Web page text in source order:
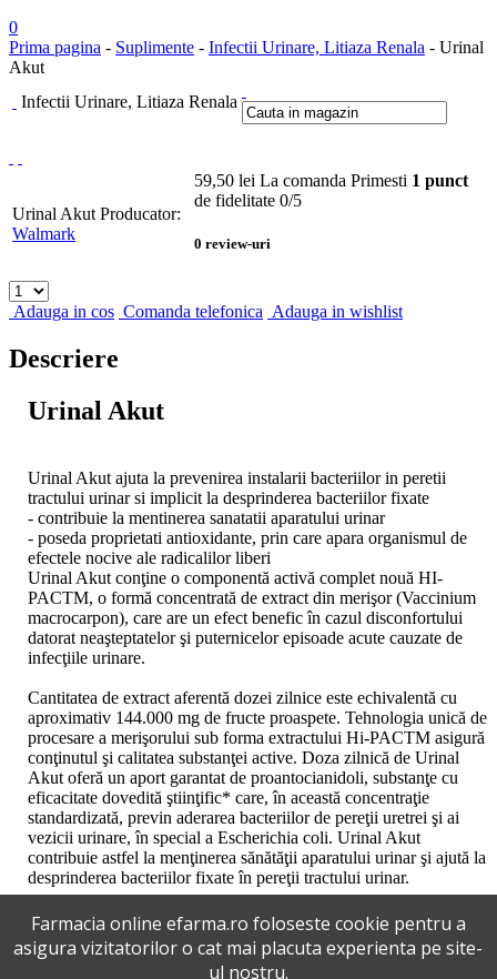
0
Prima pagina - Suplimente - Infectii Urinare, Litiaza Renala - Urinal
Akut
Infectii Urinare, Litiaza Renala
Urinal Akut Producator:
Walmark
59,50 lei La comanda Primesti 1 punct
de fidelitate 0/5
0 review-uri
Adauga in cos Comanda telefonica Adauga in wishlist
Descriere
Urinal Akut
Urinal Akut ajuta la prevenirea instalarii bacteriilor in peretii
tractului urinar si implicit la desprinderea bacteriilor fixate
- contribuie la mentinerea sanatatii aparatului urinar
- poseda proprietati antioxidante, prin care apara organismul de
efectele nocive ale radicalilor liberi
Urinal Akut conţine o componentă activă complet nouă HI-
PACTM, o formă concentrată de extract din merişor (Vaccinium
macrocarpon), care are un efect benefic în cazul disconfortului
datorat neaşteptatelor şi puternicelor episoade acute cauzate de
infecţiile urinare.
Cantitatea de extract aferentă dozei zilnice este echivalentă cu
aproximativ 144.000 mg de fructe proaspete. Tehnologia unică de
procesare a merişorului sub forma extractului Hi-PACTM asigură
conţinutul şi calitatea substanţei active. Doza zilnică de Urinal
Akut oferă un aport garantat de proantocianidoli, substanţe cu
eficacitate dovedită ştiinţific* care, în această concentraţie
standardizată, previn aderarea bacteriilor de pereţii uretrei şi ai
vezicii urinare, în special a Escherichia coli. Urinal Akut
contribuie astfel la menţinerea sănătăţii aparatului urinar şi ajută la
desprinderea bacteriilor fixate în pereţii tractului urinar.
Inca nu sunt review-uri la acest produs !
Farmacia online efarma.ro foloseste cookie pentru a
asigura vizitatorilor o cat mai placuta experienta pe site-
ul nostru.